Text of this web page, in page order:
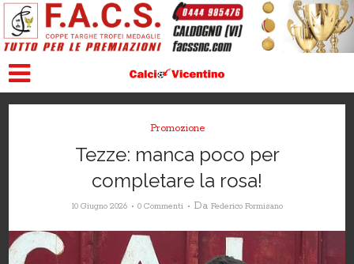
Promozione
Tezze: manca poco per
completare la rosa!
10 Giugno 2026 0 Commenti Da Federico Formisano